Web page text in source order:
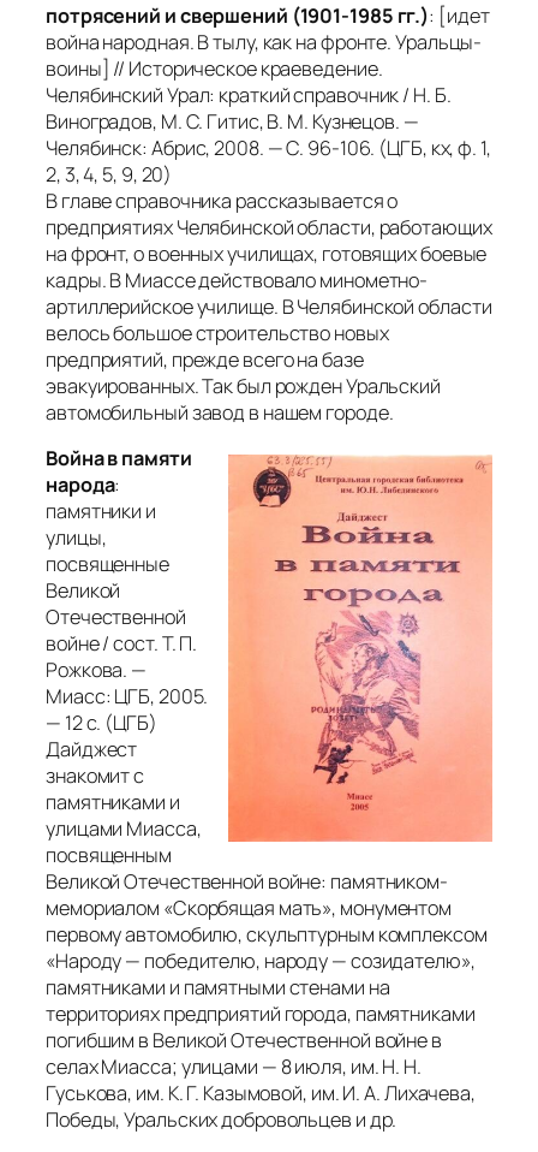
потрясений и свершений (1901-1985 гг.): [идет
война народная. В тылу, как на фронте. Уральцы-
воины] // Историческое краеведение.
Челябинский Урал: краткий справочник / Н. Б.
Виноградов, М. С. Гитис, В. М. Кузнецов. —
Челябинск: Абрис, 2008. — С. 96-106. (ЦГБ, кх, ф. 1,
2, 3, 4, 5, 9, 20)
В главе справочника рассказывается о
предприятиях Челябинской области, работающих
на фронт, о военных училищах, готовящих боевые
кадры. В Миассе действовало минометно-
артиллерийское училище. В Челябинской области
велось большое строительство новых
предприятий, прежде всего на базе
эвакуированных. Так был рожден Уральский
автомобильный завод в нашем городе.
Война в памяти
народа:
памятники и
улицы,
посвященные
Великой
Отечественной
войне / сост. Т. П.
Рожкова. —
Миасс: ЦГБ, 2005.
— 12 с. (ЦГБ)
Дайджест
знакомит с
памятниками и
улицами Миасса,
посвященным
Великой Отечественной войне: памятником-
мемориалом «Скорбящая мать», монументом
первому автомобилю, скульптурным комплексом
«Народу — победителю, народу — созидателю»,
памятниками и памятными стенами на
территориях предприятий города, памятниками
погибшим в Великой Отечественной войне в
селах Миасса; улицами — 8 июля, им. Н. Н.
Гуськова, им. К. Г. Казымовой, им. И. А. Лихачева,
Победы, Уральских добровольцев и др.